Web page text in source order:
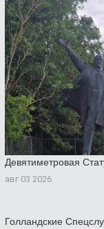
Девятиметровая
авг 03 2026
Голландские